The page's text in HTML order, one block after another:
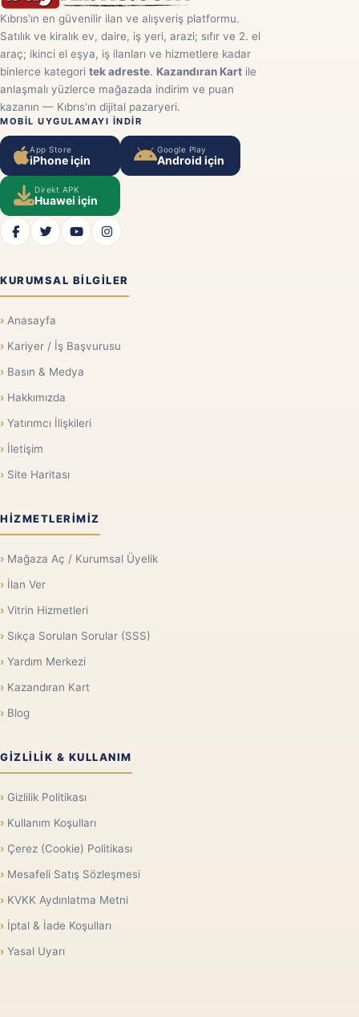
Kıbrıs'ın en güvenilir ilan ve alışveriş platformu.
Satılık ve kiralık ev, daire, iş yeri, arazi; sıfır ve 2. el
araç; ikinci el eşya, iş ilanları ve hizmetlere kadar
binlerce kategori tek adreste. Kazandıran Kart ile
anlaşmalı yüzlerce mağazada indirim ve puan
kazanın — Kıbrıs'ın dijital pazaryeri.
MOBIL UYGULAMAYI INDIR
App Store
iPhone için
Google Play
Android için
Direkt APK
Huawei için
KURUMSAL BILGILER
Anasayfa
Kariyer / İş Başvurusu
Basın & Medya
Hakkımızda
Yatırımcı İlişkileri
İletişim
Site Haritası
HIZMETLERIMIZ
Mağaza Aç / Kurumsal Üyelik
İlan Ver
Vitrin Hizmetleri
Sıkça Sorulan Sorular (SSS)
Yardım Merkezi
Kazandıran Kart
Blog
GIZLILIK & KULLANIM
Gizlilik Politikası
Kullanım Koşulları
Çerez (Cookie) Politikası
Mesafeli Satış Sözleşmesi
KVKK Aydınlatma Metni
İptal & İade Koşulları
Yasal Uyarı